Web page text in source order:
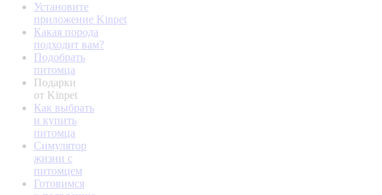
Установите
приложение Kinpet
Какая порода
подходит вам?
Подобрать
питомца
Подарки
от Kinpet
Как выбрать
и купить
питомца
Симулятор
жизни с
питомцем
Готовимся